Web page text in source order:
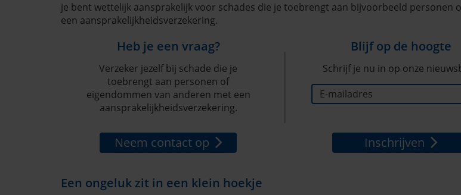
je bent wettelijk aansprakelijk voor schades die je toebrengt aan bijvoorbeeld personen
een aansprakelijkheidsverzekering.
Heb je een vraag?
Verzeker jezelf bij schade die je
toebrengt aan personen of
eigendommen van anderen met een
aansprakelijkheidsverzekering.
Neem contact op
Blijf op de hoogte
Schrijf je nu in op onze
Inschrijven
Een ongeluk zit in een klein hoekje